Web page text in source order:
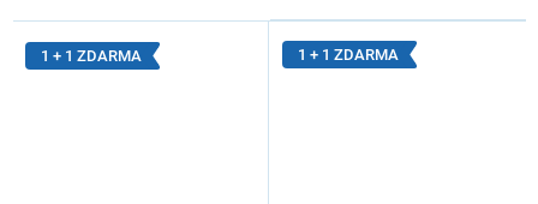
1 + 1 ZDARMA 1 + 1 ZDARMA